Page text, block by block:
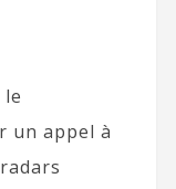
un appel à